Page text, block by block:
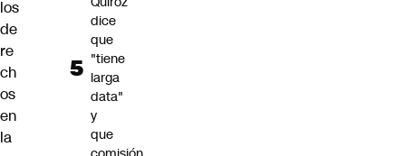
los
de
re
ch
os
en
la
dice
que
"tiene
larga
data"
y
que